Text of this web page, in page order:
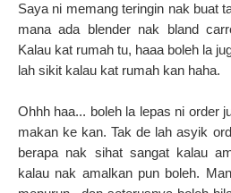
Saya ni memang teringin nak buat
mana ada blender nak bland
Kalau kat rumah tu, haaa boleh la
lah sikit kalau kat rumah kan haha.
Ohhh haa... boleh la lepas ni order
makan ke kan. Tak de lah asyik
berapa nak sihat sangat kalau
kalau nak amalkan pun boleh.